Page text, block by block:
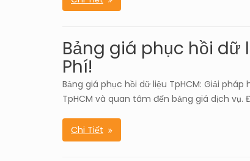
Bảng giá phục hồi dữ
Phí!
Bảng giá phục hồi dữ liệu TpHCM: Giải
TpHCM và quan tâm đến bảng giá dịch vụ.
Chi Tiết